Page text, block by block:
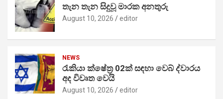
තැන තැන සිදුවූ මාරක අනතුරු
August 10, 2026 editor
NEWS
රැකියා ක්ෂේත්‍ර 02ක් සඳහා වෙබ් ද්වාරය
අද විවෘත වෙයි
August 10, 2026 editor